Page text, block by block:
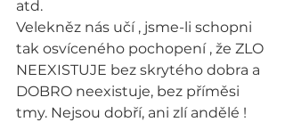
atd.
Velekněz nás učí , jsme-li schopni
tak osvíceného pochopení , že ZLO
NEEXISTUJE bez skrytého dobra a
DOBRO neexistuje, bez příměsi
tmy. Nejsou dobří, ani zlí andělé !